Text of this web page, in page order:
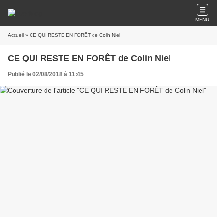
MENU
Accueil » CE QUI RESTE EN FORÊT de Colin Niel
CE QUI RESTE EN FORÊT de Colin Niel
Publié le 02/08/2018 à 11:45